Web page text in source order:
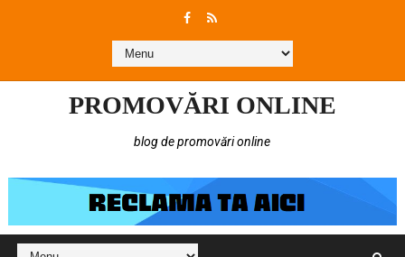
PROMOVĂRI ONLINE
blog de promovări online